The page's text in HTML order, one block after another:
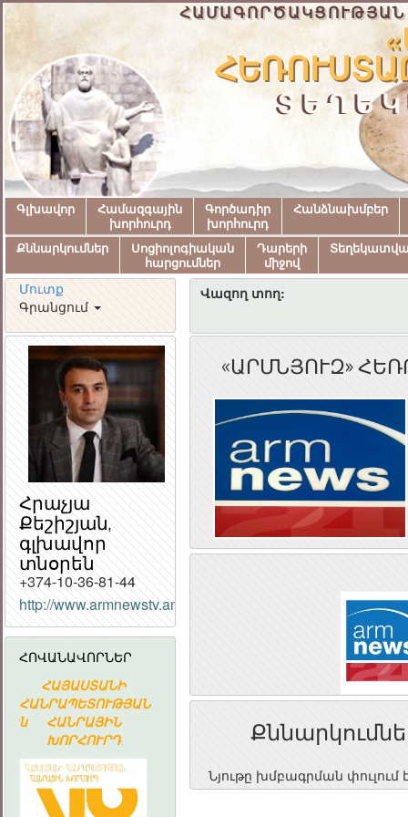
Գլխավոր
Համազգային
խորհուրդ
Գործադիր
խորհուրդ
Հանձնախմբեր
Քննարկումներ
Սոցիոլոգիական
հարցումներ
Դարերի
միջով
Մուտք
Գրանցում
Վազող տող:
Հրաչյա
Քեշիշյան,
գլխավոր
տնօրեն
+374-10-36-81-44
http://www.armnewstv.am/
ՀՈՎԱՆԱՎՈՐՆԵՐ
ՀԱՅԱՍՏԱՆԻ
ՀԱՆՐԱՊԵՏՈՒԹՅԱՆ
ՀԱՆՐԱՅԻՆ
ԽՈՐՀՈՒՐԴ
ՀԱՅԿԱԿԱՆ
ՏԵՂԵԿԱՏՎԱԿԱՆ
ԸՆԿԵՐՈՒԹՅՈՒՆ
«ԱՐՄՆՅՈՒԶ»
Նյութը խմբագրման փուլում է
ՀԱՆՐԱՅԻՆ
ԽՈՐՀՈՒՐԴ